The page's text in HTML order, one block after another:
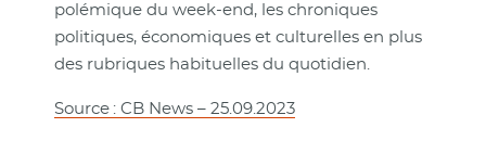
polémique du week-end, les chroniques
politiques, économiques et culturelles en plus
des rubriques habituelles du quotidien.
Source : CB News – 25.09.2023